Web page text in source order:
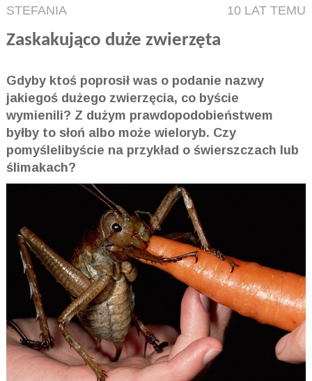
STEFANIA 10 LAT TEMU
Zaskakująco duże zwierzęta
Gdyby ktoś poprosił was o podanie nazwy
jakiegoś dużego zwierzęcia, co byście
wymienili? Z dużym prawdopodobieństwem
byłby to słoń albo może wieloryb. Czy
pomyślelibyście na przykład o świerszczach lub
ślimakach?